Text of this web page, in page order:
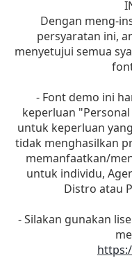
Dengan meng-
persyaratan ini,
menyetujui semua
- Font demo ini
keperluan
untuk keperluan
tidak menghasilkan
memanfaatkan/
untuk individu,
Distro atau
- Silakan gunakan